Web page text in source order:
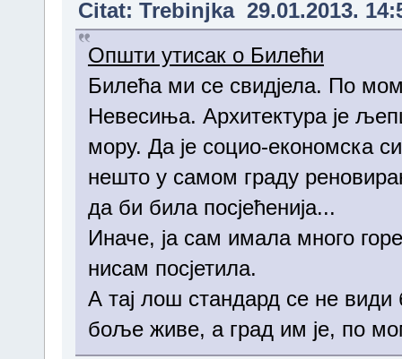
Citat: Trebinjka 29.01.2013.
Општи утисак о Билећи
Билећа ми се свидјела. По
Невесиња. Архитектура је
мору. Да је социо-економска
нешто у самом граду
да би била посјећенија...
Иначе, ја сам имала много
нисам посјетила.
А тај лош стандард се не
боље живе, а град им је, по